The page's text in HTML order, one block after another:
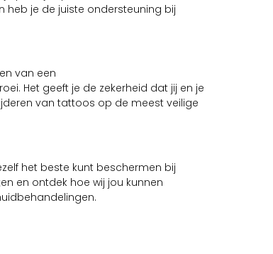
heb je de juiste ondersteuning bij
van een
Het geeft je de zekerheid dat jij en je
van tattoos op de meest veilige
het beste kunt beschermen bij
en ontdek hoe wij jou kunnen